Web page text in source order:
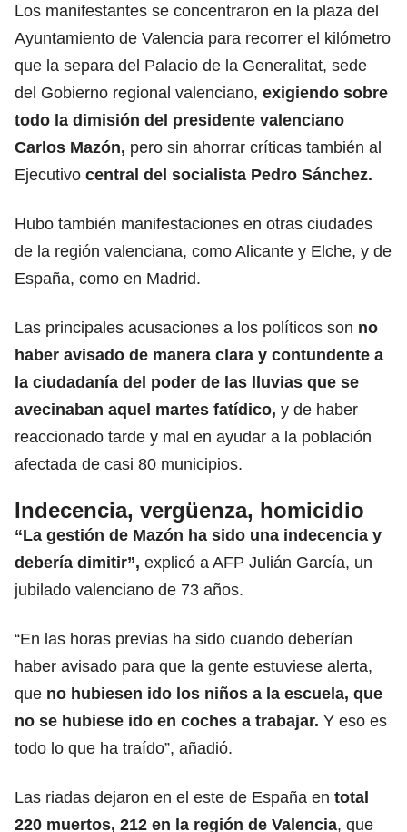
Los manifestantes se concentraron en la plaza del
Ayuntamiento de Valencia para recorrer el kilómetro
que la separa del Palacio de la Generalitat, sede
del Gobierno regional valenciano, exigiendo sobre
todo la dimisión del presidente valenciano
Carlos Mazón, pero sin ahorrar críticas también al
Ejecutivo central del socialista Pedro Sánchez.
Hubo también manifestaciones en otras ciudades
de la región valenciana, como Alicante y Elche, y de
España, como en Madrid.
Las principales acusaciones a los políticos son no
haber avisado de manera clara y contundente a
la ciudadanía del poder de las lluvias que se
avecinaban aquel martes fatídico, y de haber
reaccionado tarde y mal en ayudar a la población
afectada de casi 80 municipios.
Indecencia, vergüenza, homicidio
“La gestión de Mazón ha sido una indecencia y
debería dimitir”, explicó a AFP Julián García, un
jubilado valenciano de 73 años.
“En las horas previas ha sido cuando deberían
haber avisado para que la gente estuviese alerta,
que no hubiesen ido los niños a la escuela, que
no se hubiese ido en coches a trabajar. Y eso es
todo lo que ha traído”, añadió.
Las riadas dejaron en el este de España en total
220 muertos, 212 en la región de Valencia, que